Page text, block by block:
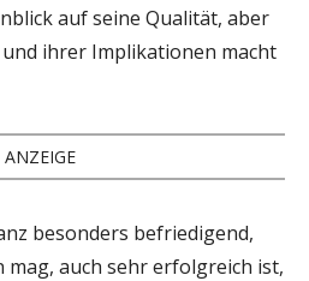
auf seine Qualität, aber
ihrer Implikationen macht
ANZEIGE
besonders befriedigend,
mag, auch sehr erfolgreich ist,